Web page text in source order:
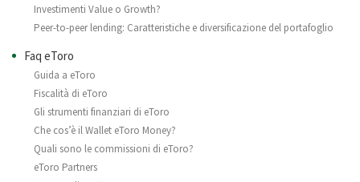
Investimenti Value o Growth?
Peer-to-peer lending: Caratteristiche e diversificazione del portafoglio
Faq eToro
Guida a eToro
Fiscalità di eToro
Gli strumenti finanziari di eToro
Che cos’è il Wallet eToro Money?
Quali sono le commissioni di eToro?
eToro Partners